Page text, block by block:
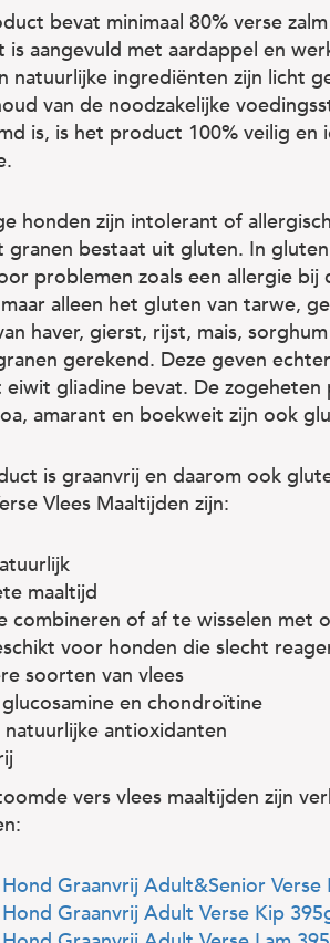
bevat minimaal 80% verse
is aangevuld met aardappel en
natuurlijke ingrediënten zijn licht
van de noodzakelijke
is, is het product 100% veilig
honden zijn intolerant of
granen bestaat uit gluten. In
problemen zoals een allergie
alleen het gluten van tarwe,
haver, gierst, rijst, mais,
gerekend. Deze geven
eiwit gliadine bevat. De zogeheten
amarant en boekweit zijn ook
is graanvrij en daarom ook
Vlees Maaltijden zijn:
maaltijd
combineren of af te wisselen met
voor honden die slecht
soorten van vlees
en chondroïtine
natuurlijke antioxidanten
vers vlees maaltijden zijn
Hond Graanvrij Adult&Senior
Hond Graanvrij Adult Verse Kip